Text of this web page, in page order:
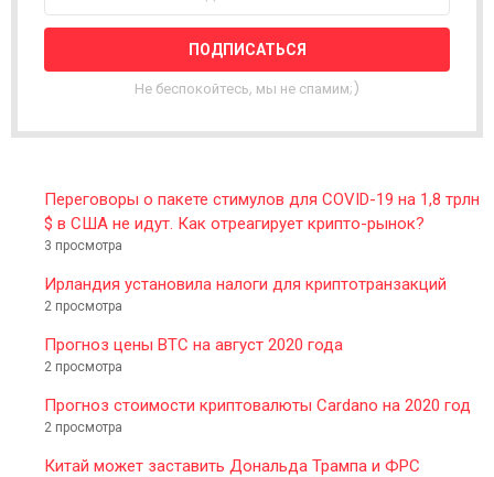
L
E
T
R
Не беспокойтесь, мы не спамим;)
Переговоры о пакете стимулов для COVID-19 на 1,8 трлн
$ в США не идут. Как отреагирует крипто-рынок?
3 просмотра
Ирландия установила налоги для криптотранзакций
2 просмотра
Прогноз цены BTC на август 2020 года
2 просмотра
Прогноз стоимости криптовалюты Cardano на 2020 год
2 просмотра
Китай может заставить Дональда Трампа и ФРС